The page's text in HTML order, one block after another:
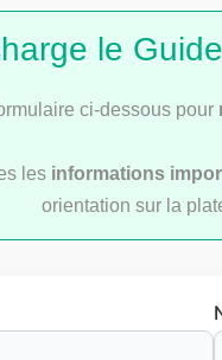
du sujet de
le
ci-dessous pour
les informations
orientation sur la